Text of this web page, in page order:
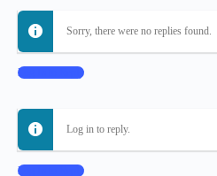
Sorry, there were no replies found.
Log In to Reply
Log in to reply.
Log In to Reply